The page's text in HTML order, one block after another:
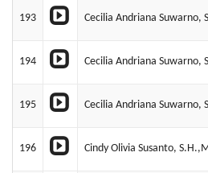
193 Cecilia Andriana Suwarno,
194 Cecilia Andriana Suwarno,
195 Cecilia Andriana Suwarno,
196 Cindy Olivia Susanto,